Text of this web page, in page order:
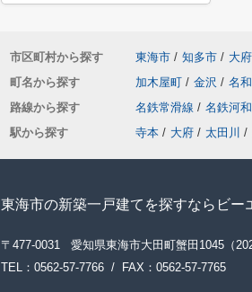
市区町村から探す 東海市 / 知多市 / 大
町名から探す
加木屋町 / 金沢 / 名
路線から探す
名鉄常滑線 / 名鉄河
駅から探す
寺本 / 大府 / 太田川 /
東海市の新築一戸建てを探すならビー
〒477-0031 愛知県東海市大田町蟹田1045（
TEL：0562-57-7766 / FAX：0562-57-7765